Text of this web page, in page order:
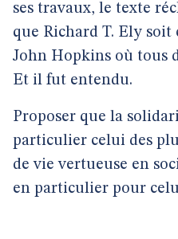
ses travaux, le texte
que Richard T. Ely soit
John Hopkins où tous
Et il fut entendu.
Proposer que la
particulier celui des
de vie vertueuse en
en particulier pour